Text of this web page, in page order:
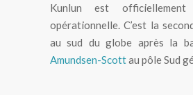
Kunlun est
opérationnelle. C’est la
au sud du globe après la
Amundsen-Scottau pôle Sud